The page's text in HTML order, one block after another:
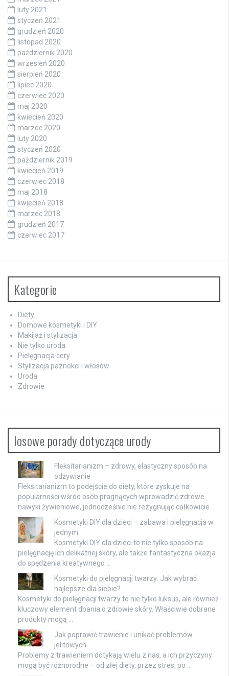
luty 2021
styczeń 2021
grudzień 2020
listopad 2020
październik 2020
wrzesień 2020
sierpień 2020
lipiec 2020
czerwiec 2020
maj 2020
kwiecień 2020
marzec 2020
luty 2020
styczeń 2020
październik 2019
kwiecień 2019
czerwiec 2018
maj 2018
kwiecień 2018
marzec 2018
grudzień 2017
czerwiec 2017
Kategorie
Diety
Domowe kosmetyki i DIY
Makijaż i stylizacja
Nie tylko uroda
Pielęgnacja cery
Stylizacja paznokci i włosów
Uroda
Zdrowie
losowe porady dotyczące urody
Fleksitarianizm – zdrowy, elastyczny sposób na
odżywianie
Fleksitarianizm to podejście do diety, które zyskuje na
popularności wśród osób pragnących wprowadzić zdrowe
nawyki żywieniowe, jednocześnie nie rezygnując całkowicie …
Kosmetyki DIY dla dzieci – zabawa i pielęgnacja w
jednym
Kosmetyki DIY dla dzieci to nie tylko sposób na
pielęgnację ich delikatnej skóry, ale także fantastyczna okazja
do spędzenia kreatywnego …
Kosmetyki do pielęgnacji twarzy: Jak wybrać
najlepsze dla siebie?
Kosmetyki do pielęgnacji twarzy to nie tylko luksus, ale również
kluczowy element dbania o zdrowie skóry. Właściwie dobrane
produkty mogą …
Jak poprawić trawienie i unikać problemów
jelitowych
Problemy z trawieniem dotykają wielu z nas, a ich przyczyny
mogą być różnorodne – od złej diety, przez stres, po …